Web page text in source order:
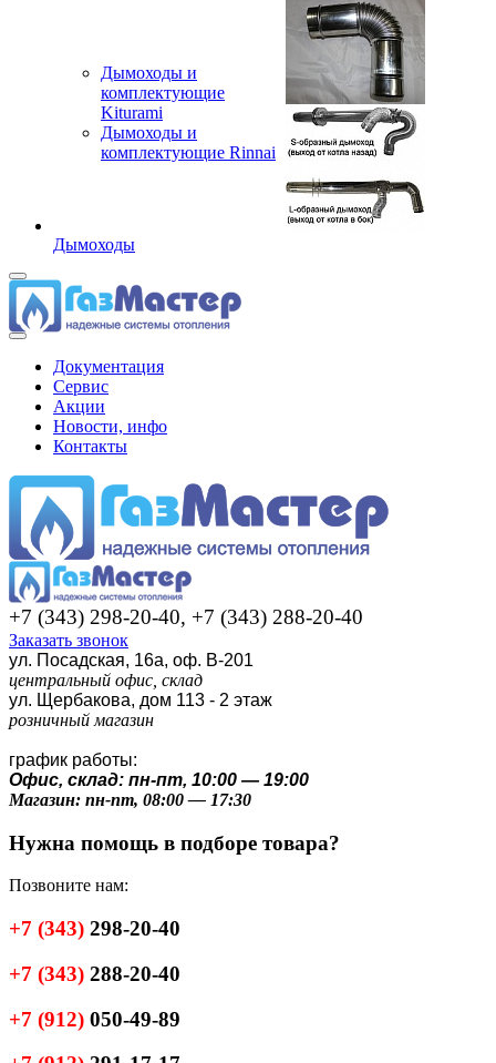
Дымоходы и
комплектующие
Kiturami
Дымоходы и
комплектующие Rinnai
Дымоходы
Документация
Сервис
Акции
Новости, инфо
Контакты
+7 (343) 298-20-40, +7 (343) 288-20-40
Заказать звонок
ул. Посадская, 16а, оф. В-201
центральный офис, склад
ул. Щербакова, дом 113 - 2 этаж
розничный магазин
график работы:
Офис, склад: пн-пт, 10:00 — 19:00
Магазин: пн-пт, 08:00 — 17:30
Нужна помощь в подборе товара?
Позвоните нам:
+7 (343) 298-20-40
+7 (343) 288-20-40
+7 (912) 050-49-89